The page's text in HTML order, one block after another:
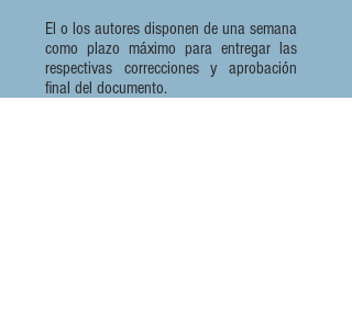
El o los autores disponen de una semana
como plazo máximo para entregar las
respectivas correcciones y aprobación
final del documento.